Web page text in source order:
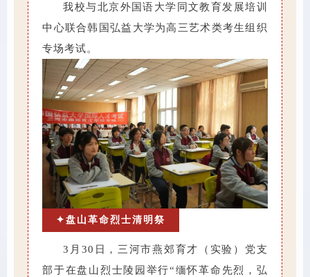
我校与北京外国语大学同文教育发展培训
中心联合韩国弘益大学为高三艺术类考生组织
专场考试。
✦盘山革命烈士清明祭
3月30日，三河市燕郊育才（实验）党支
部于在盘山烈士陵园举行“缅怀革命先烈，弘